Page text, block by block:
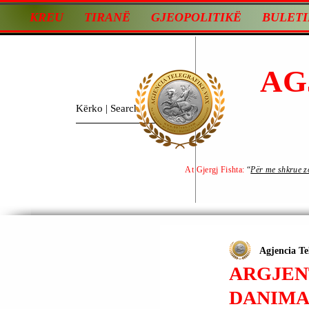
KREU TIRANË GJEOPOLITIKË
At Gjergj Fishta: “Për me shkrue
Agjencia